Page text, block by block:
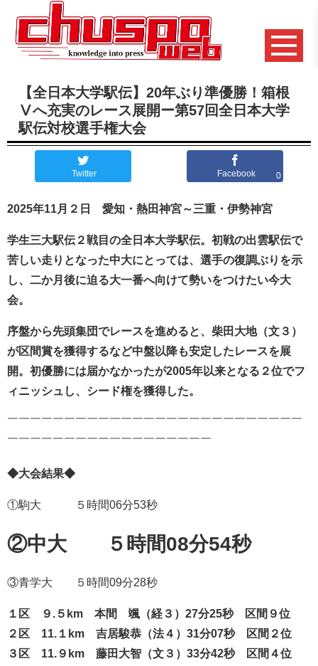
【全日本大学駅伝】20年ぶり準優勝！箱根
Ⅴへ充実のレース展開ー第57回全日本大学
駅伝対校選手権大会
Twitter Facebook 0
2025年11月２日 愛知・熱田神宮～三重・伊勢神宮
学生三大駅伝２戦目の全日本大学駅伝。初戦の出雲駅伝で
苦しい走りとなった中大にとっては、 選手の復調ぶりを示
し、二か月後に迫る大一番へ向けて勢いをつけたい今大
会。
序盤から先頭集団でレースを進めると、 柴田大地（文３）
が区間賞を獲得するなど中盤以降も安定したレースを展
開。初優勝には届かなかったが2005年以来となる２位でフ
ィニッシュし、シード権を獲得した。
￣￣￣￣￣￣￣￣￣￣￣￣￣￣￣￣￣￣￣￣￣￣￣￣￣￣
￣￣￣￣￣￣￣￣￣￣￣￣￣￣￣￣￣￣
◆大会結果◆
①駒大 ５時間06分53秒
②中大 ５時間08分54秒
③青学大 ５時間09分28秒
１区 ９.５km 本間 颯 （経３）27分25秒 区間９位
２区 11.１km 吉居駿恭（法４）31分07秒 区間２位
３区 11.９km 藤田大智（文３）33分42秒 区間４位